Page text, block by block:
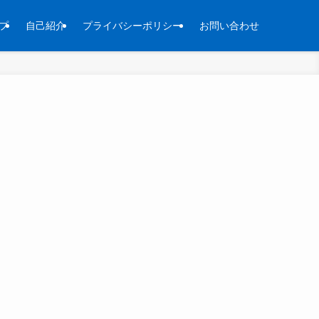
自己紹介 プライバシーポリシー お問い合わせ